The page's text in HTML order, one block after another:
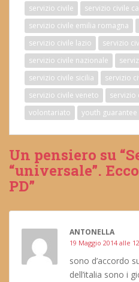
servizio civile
servizio civile
servizio civile emilia romagna
servizio civile lazio
servizio
servizio civile nazionale
servizio civile sicilia
servizio
servizio civile veneto
servizio
volontariato
youth guarantee
Un pensiero su
“universale”.
PD”
ANTONELLA
19 Maggio 2014 alle
sono d’accordo
dell’italia sono i